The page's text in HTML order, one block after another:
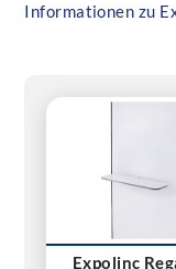
Informationen zu
Expolinc